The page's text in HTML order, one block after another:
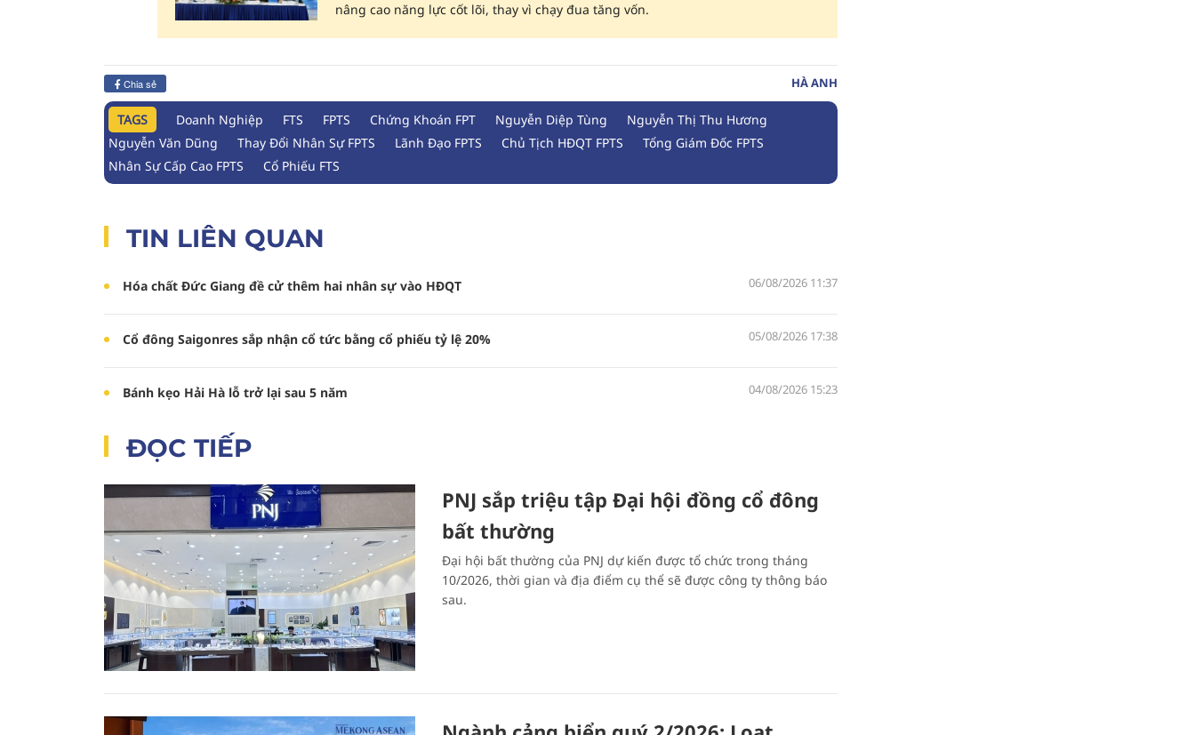
nâng cao năng lực cốt lõi, thay vì chạy đua tăng vốn.
Chia sẻ HÀ ANH
TAGS Doanh Nghiệp FTS FPTS Chứng Khoán FPT Nguyễn Diệp Tùng
Nguyễn Thị Thu Hương
Nguyễn Văn Dũng
Thay Đổi Nhân Sự FPTS Lãnh Đạo FPTS Chủ Tịch HĐQT FPTS
Tổng Giám Đốc FPTS
Nhân Sự Cấp Cao FPTS
Cổ Phiếu FTS
TIN LIÊN QUAN
Hóa chất Đức Giang đề cử thêm hai nhân sự vào HĐQT 06/08/2026 11:37
Cổ đông Saigonres sắp nhận cổ tức bằng cổ phiếu tỷ lệ 20% 05/08/2026 17:38
Bánh kẹo Hải Hà lỗ trở lại sau 5 năm 04/08/2026 15:23
ĐỌC TIẾP
PNJ sắp triệu tập Đại hội đồng cổ đông
bất thường
Đại hội bất thường của PNJ dự kiến được tổ chức trong tháng
10/2026, thời gian và địa điểm cụ thể sẽ được công ty thông báo
sau.